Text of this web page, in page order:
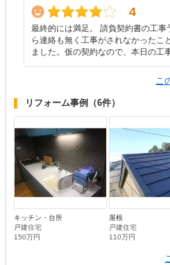
4
最終的には満足。 請負契約書の工事
ら連絡も無く工事がされなかったこ
ました。仮の契約なので、本日の工
こ
リフォーム事例 （6件）
キッチン・台所
戸建住宅
150万円
屋根
戸建住宅
110万円